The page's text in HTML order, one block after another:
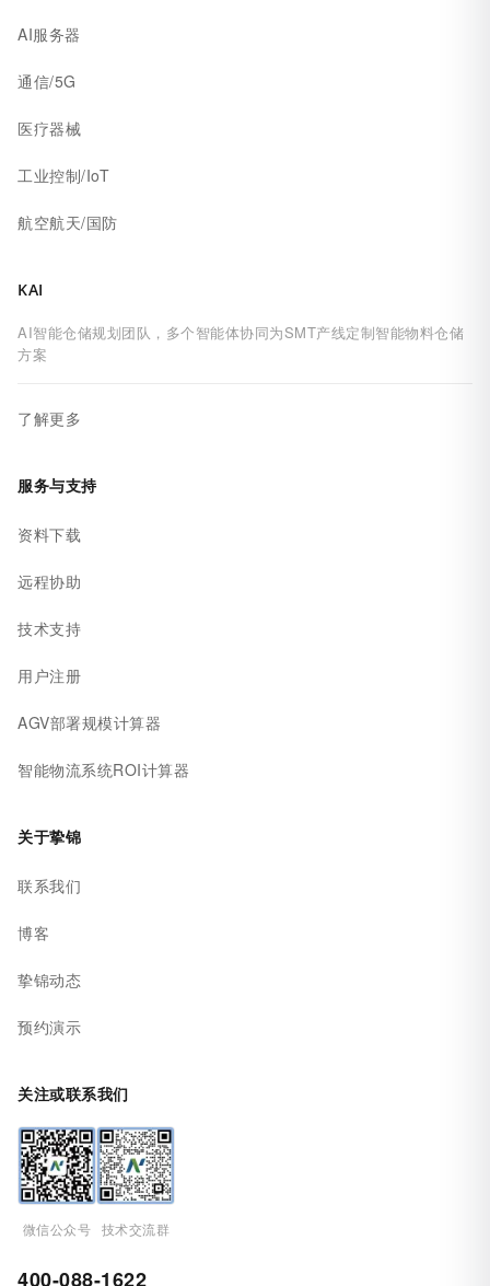
AI服务器
通信/5G
医疗器械
工业控制/IoT
航空航天/国防
KAI
AI智能仓储规划团队，多个智能体协同为SMT产线定制智能物料仓储
方案
了解更多
服务与支持
资料下载
远程协助
技术支持
用户注册
AGV部署规模计算器
智能物流系统ROI计算器
关于挚锦
联系我们
博客
挚锦动态
预约演示
关注或联系我们
微信公众号 技术交流群
400-088-1622